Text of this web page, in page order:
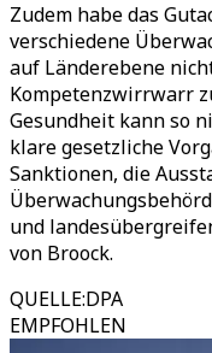
Zudem habe das
verschiedene
auf Länderebene
Kompetenzwirrwarr
Gesundheit kann so
klare gesetzliche
Sanktionen, die
und
von Broock.
QUELLE:DPA
EMPFOHLEN